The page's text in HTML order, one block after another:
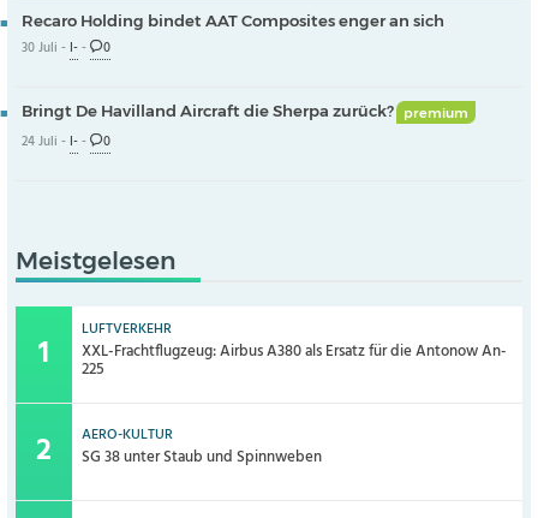
Recaro Holding bindet AAT Composites enger an sich
30 Juli - I-- 0
Bringt De Havilland Aircraft die Sherpa zurück? premium
24 Juli - I-- 0
Meistgelesen
LUFTVERKEHR
XXL-Frachtflugzeug: Airbus A380 als Ersatz für die Antonow An-
225
AERO-KULTUR
SG 38 unter Staub und Spinnweben